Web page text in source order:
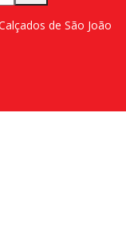
de São João